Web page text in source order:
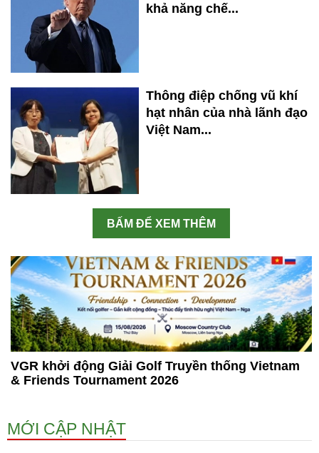
khả năng chế...
Thông điệp chống vũ khí
hạt nhân của nhà lãnh đạo
Việt Nam...
BẤM ĐỂ XEM THÊM
VGR khởi động Giải Golf Truyền thống Vietnam
& Friends Tournament 2026
MỚI CẬP NHẬT